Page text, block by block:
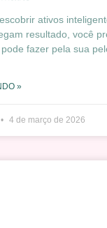
ativos
resultado, você
fazer pela sua
»
4 de março de 2026